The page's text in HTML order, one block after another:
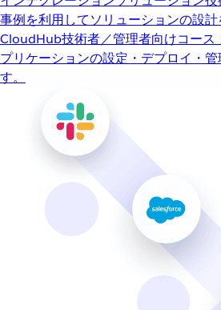
事例を利用してソリューションの設計
CloudHub技術者／管理者向けコー
プリケーションの設定・デプロイ・
す。